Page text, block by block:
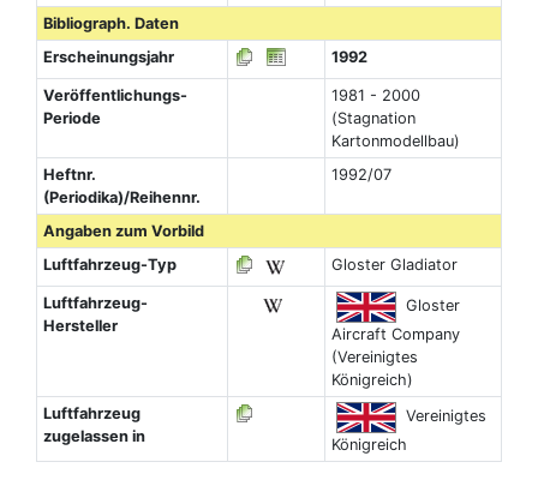
Bibliograph. Daten
Erscheinungsjahr
1992
Veröffentlichungs-
Periode
1981 - 2000
(Stagnation
Kartonmodellbau)
Heftnr.
(Periodika)/Reihennr.
1992/07
Angaben zum Vorbild
Luftfahrzeug-Typ
Gloster Gladiator
Luftfahrzeug-
Hersteller
Gloster
Aircraft Company
(Vereinigtes
Königreich)
Luftfahrzeug
zugelassen in
Vereinigtes
Königreich